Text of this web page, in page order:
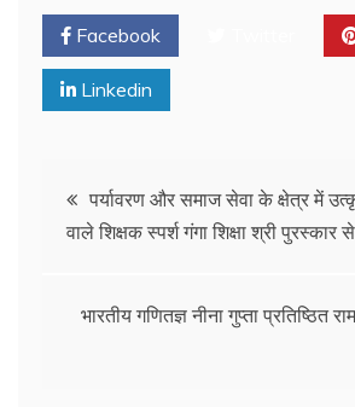
Facebook
Linkedin
पर्यावरण और समाज सेवा के क्षेत्र में
वाले शिक्षक स्पर्श गंगा शिक्षा श्री पुरस्कार
भारतीय गणितज्ञ नीना गुप्ता प्रतिष्ठित